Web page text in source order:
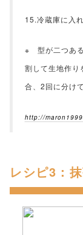
15.冷蔵庫に入れ
※ 型が二つあ
割して生地作り
合、2回に分け
http://
レシピ3：